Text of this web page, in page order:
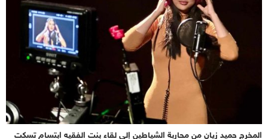
المخرج حميد زيان من محاربة الشياطين إلى لقاء بنت الفقيه ابتسام تسكت